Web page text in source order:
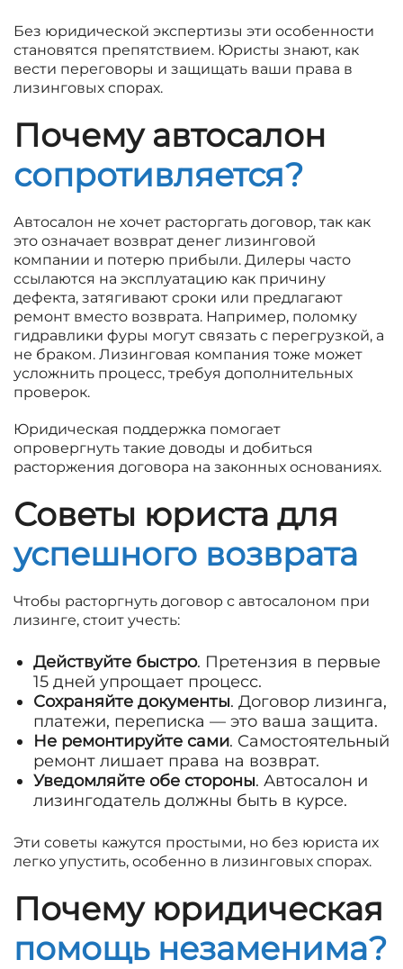
Без юридической экспертизы эти особенности
становятся препятствием. Юристы знают, как
вести переговоры и защищать ваши права в
лизинговых спорах.
Почему автосалон
сопротивляется?
Автосалон не хочет расторгать договор, так как
это означает возврат денег лизинговой
компании и потерю прибыли. Дилеры часто
ссылаются на эксплуатацию как причину
дефекта, затягивают сроки или предлагают
ремонт вместо возврата. Например, поломку
гидравлики фуры могут связать с перегрузкой, а
не браком. Лизинговая компания тоже может
усложнить процесс, требуя дополнительных
проверок.
Юридическая поддержка помогает
опровергнуть такие доводы и добиться
расторжения договора на законных основаниях.
Советы юриста для
успешного возврата
Чтобы расторгнуть договор с автосалоном при
лизинге, стоит учесть:
Действуйте быстро. Претензия в первые
15 дней упрощает процесс.
Сохраняйте документы. Договор лизинга,
платежи, переписка — это ваша защита.
Не ремонтируйте сами. Самостоятельный
ремонт лишает права на возврат.
Уведомляйте обе стороны. Автосалон и
лизингодатель должны быть в курсе.
Эти советы кажутся простыми, но без юриста их
легко упустить, особенно в лизинговых спорах.
Почему юридическая
помощь незаменима?